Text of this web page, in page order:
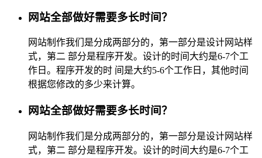
网站全部做好需要多长时间？
网站制作我们是分成两部分的，第一部分是设计网站样
式，第二 部分是程序开发。设计的时间大约是6-7个工
作日。程序开发的时 间是大约5-6个工作日，其他时间
根据您修改的多少来计算。
网站全部做好需要多长时间？
网站制作我们是分成两部分的，第一部分是设计网站样
式，第二 部分是程序开发。设计的时间大约是6-7个工